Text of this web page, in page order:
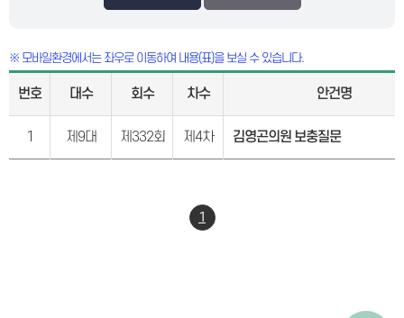
※ 모바일환경에서는 좌우로 이동하여 내용(표)을 보실 수 있습니다.
번호 대수 회수 차수 안건명
1 제9대 제332회 제4차 김영곤의원 보충질문
1